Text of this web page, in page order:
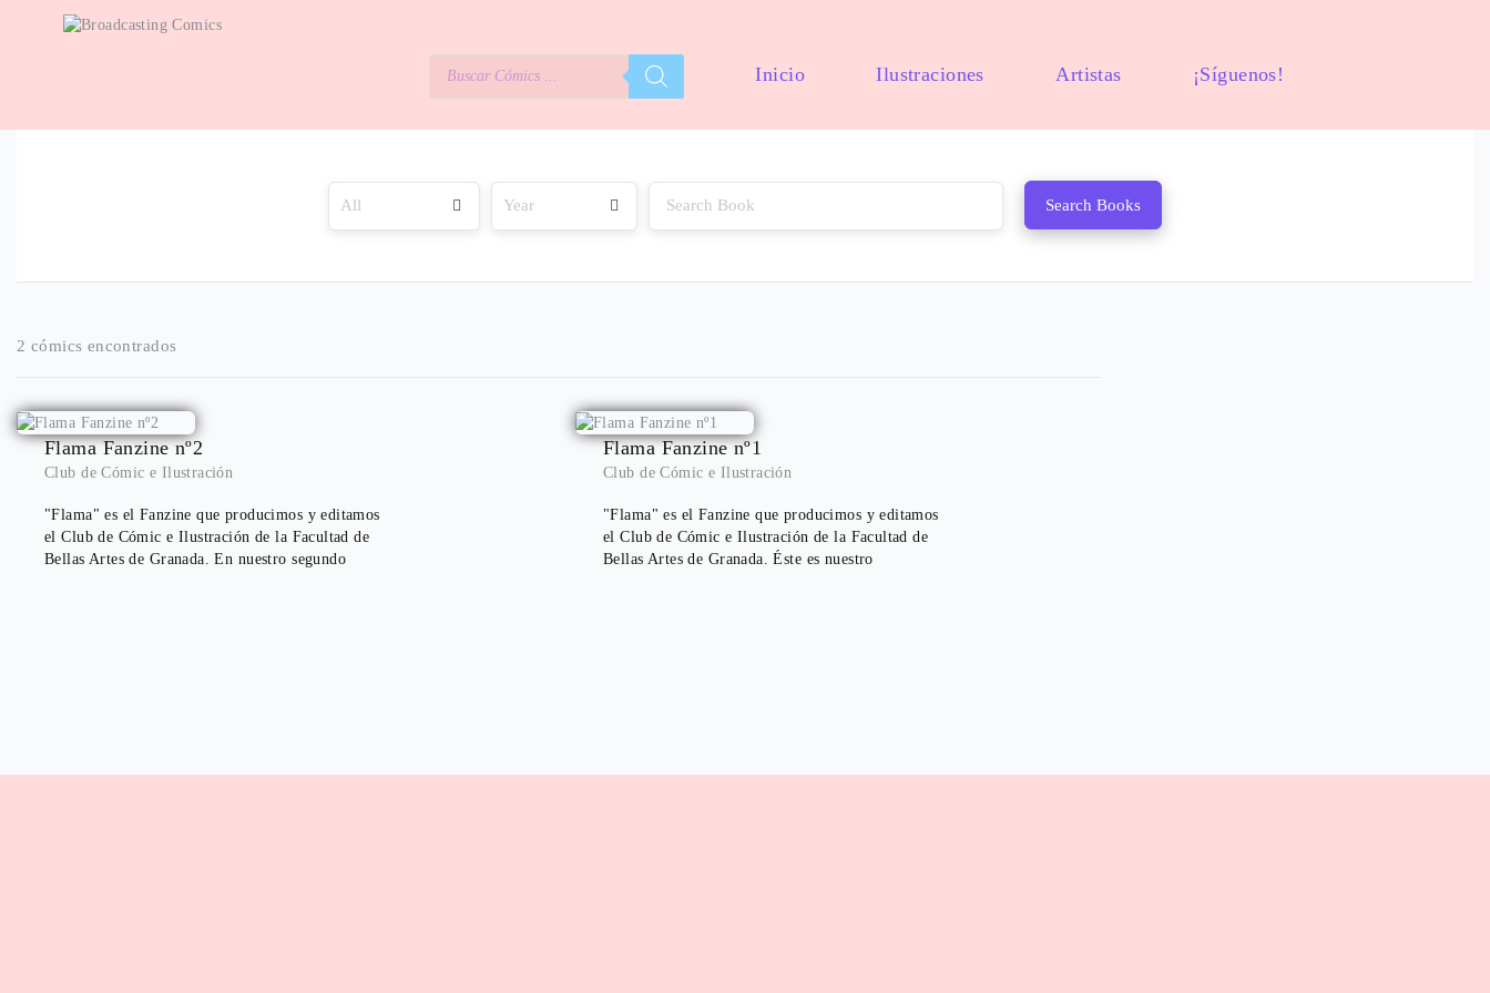
Inicio Ilustraciones Artistas ¡Síguenos!
Search Books
2 cómics encontrados
Flama Fanzine nº2
Club de Cómic e Ilustración
"Flama" es el Fanzine que producimos y editamos
el Club de Cómic e Ilustración de la Facultad de
Bellas Artes de Granada. En nuestro segundo
Flama Fanzine nº1
Club de Cómic e Ilustración
"Flama" es el Fanzine que producimos y editamos
el Club de Cómic e Ilustración de la Facultad de
Bellas Artes de Granada. Éste es nuestro